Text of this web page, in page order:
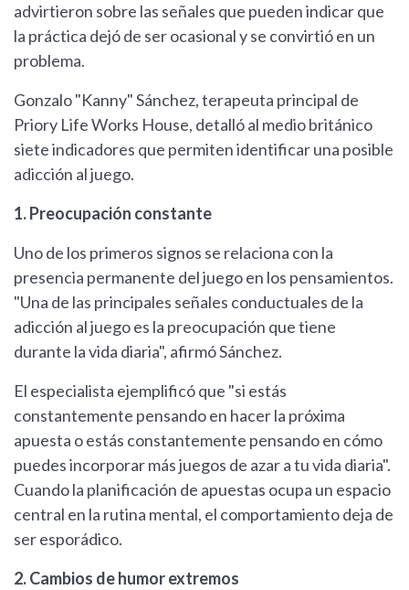
advirtieron sobre las señales que pueden indicar que
la práctica dejó de ser ocasional y se convirtió en un
problema.
Gonzalo "Kanny" Sánchez, terapeuta principal de
Priory Life Works House, detalló al medio británico
siete indicadores que permiten identificar una posible
adicción al juego.
1. Preocupación constante
Uno de los primeros signos se relaciona con la
presencia permanente del juego en los pensamientos.
"Una de las principales señales conductuales de la
adicción al juego es la preocupación que tiene
durante la vida diaria", afirmó Sánchez.
El especialista ejemplificó que "si estás
constantemente pensando en hacer la próxima
apuesta o estás constantemente pensando en cómo
puedes incorporar más juegos de azar a tu vida diaria".
Cuando la planificación de apuestas ocupa un espacio
central en la rutina mental, el comportamiento deja de
ser esporádico.
2. Cambios de humor extremos